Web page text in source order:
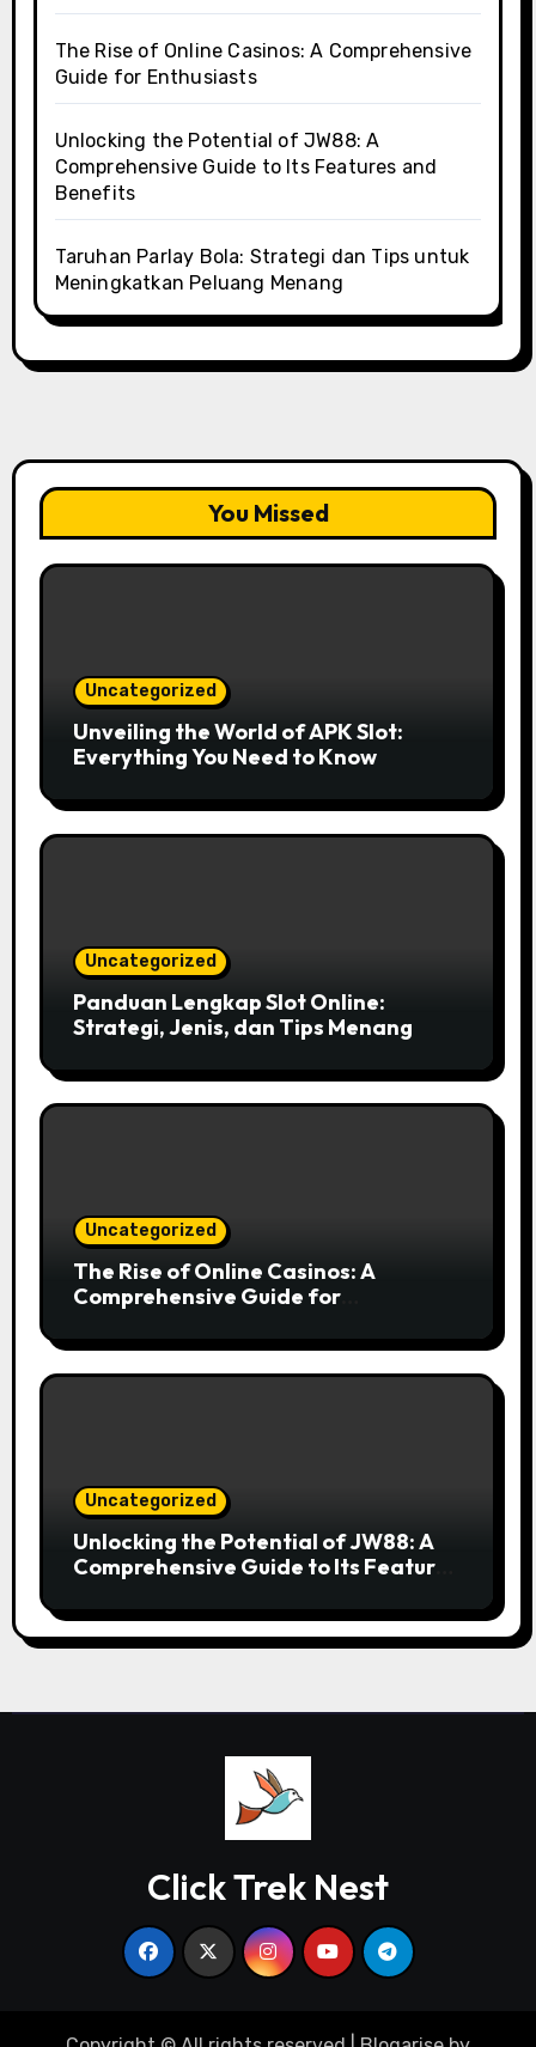
The Rise of Online Casinos: A Comprehensive
Guide for Enthusiasts
Unlocking the Potential of JW88: A
Comprehensive Guide to Its Features and
Benefits
Taruhan Parlay Bola: Strategi dan Tips untuk
Meningkatkan Peluang Menang
You Missed
Uncategorized
Unveiling the World of APK Slot:
Everything You Need to Know
Uncategorized
Panduan Lengkap Slot Online:
Strategi, Jenis, dan Tips Menang
Uncategorized
The Rise of Online Casinos: A
Comprehensive Guide for
Uncategorized
Unlocking the Potential of JW88: A
Comprehensive Guide to Its Features
Click Trek Nest